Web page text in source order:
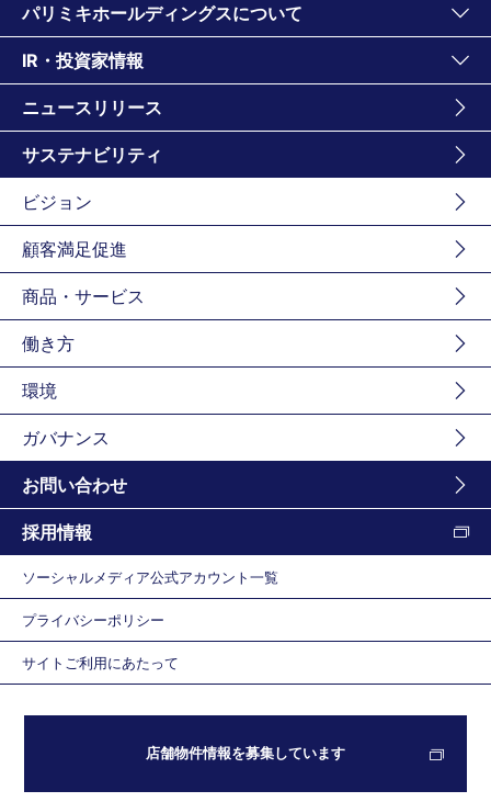
パリミキホールディングスについて
IR・投資家情報
ニュースリリース
サステナビリティ
ビジョン
顧客満足促進
商品・サービス
働き方
環境
ガバナンス
お問い合わせ
採用情報
ソーシャルメディア公式アカウント一覧
プライバシーポリシー
サイトご利用にあたって
店舗物件情報を募集しています